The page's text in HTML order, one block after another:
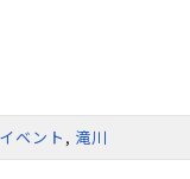
ベント , 滝川